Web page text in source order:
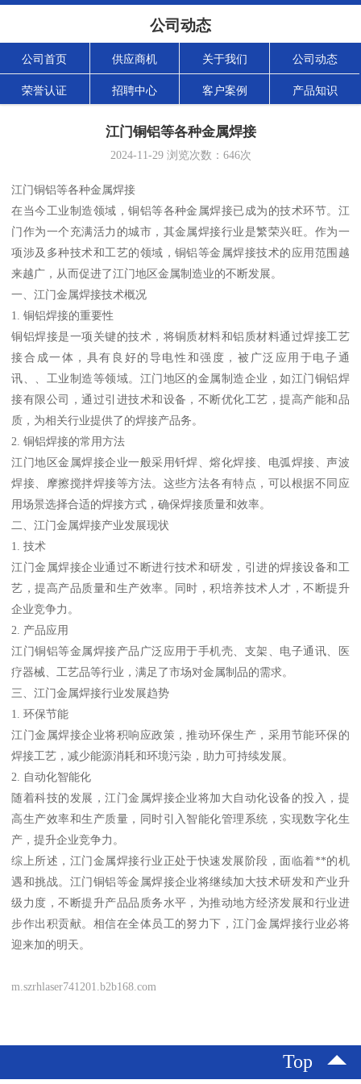
公司动态
公司首页 供应商机 关于我们 公司动态
荣誉认证 招聘中心 客户案例 产品知识
江门铜铝等各种金属焊接
2024-11-29浏览次数： 646次
江门铜铝等各种金属焊接
在当今工业制造领域，铜铝等各种金属焊接已成为的技术环节。江
门作为一个充满活力的城市，其金属焊接行业是繁荣兴旺。作为一
项涉及多种技术和工艺的领域，铜铝等金属焊接技术的应用范围越
来越广，从而促进了江门地区金属制造业的不断发展。
一、江门金属焊接技术概况
1. 铜铝焊接的重要性
铜铝焊接是一项关键的技术，将铜质材料和铝质材料通过焊接工艺
接合成一体，具有良好的导电性和强度，被广泛应用于电子通
讯、、工业制造等领域。江门地区的金属制造企业，如江门铜铝焊
接有限公司，通过引进技术和设备，不断优化工艺，提高产能和品
质，为相关行业提供了的焊接产品务。
2. 铜铝焊接的常用方法
江门地区金属焊接企业一般采用钎焊、熔化焊接、电弧焊接、声波
焊接、摩擦搅拌焊接等方法。这些方法各有特点，可以根据不同应
用场景选择合适的焊接方式，确保焊接质量和效率。
二、江门金属焊接产业发展现状
1. 技术
江门金属焊接企业通过不断进行技术和研发，引进的焊接设备和工
艺，提高产品质量和生产效率。同时，积培养技术人才，不断提升
企业竞争力。
2. 产品应用
江门铜铝等金属焊接产品广泛应用于手机壳、支架、电子通讯、医
疗器械、工艺品等行业，满足了市场对金属制品的需求。
三、江门金属焊接行业发展趋势
1. 环保节能
江门金属焊接企业将积响应政策，推动环保生产，采用节能环保的
焊接工艺，减少能源消耗和环境污染，助力可持续发展。
2. 自动化智能化
随着科技的发展，江门金属焊接企业将加大自动化设备的投入，提
高生产效率和生产质量，同时引入智能化管理系统，实现数字化生
产，提升企业竞争力。
综上所述，江门金属焊接行业正处于快速发展阶段，面临着**的机
遇和挑战。江门铜铝等金属焊接企业将继续加大技术研发和产业升
级力度，不断提升产品品质务水平，为推动地方经济发展和行业进
步作出积贡献。相信在全体员工的努力下，江门金属焊接行业必将
迎来加的明天。
m.szrhlaser741201.b2b168.com
Top